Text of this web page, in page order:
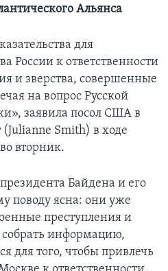
Альянса
для
России к ответственности
и зверства, совершенные
на вопрос Русской
заявила посол США в
Smith) в ходе
вторник.
Байдена и его
поводу ясна: они уже
преступления и
информацию,
для того, чтобы привлечь